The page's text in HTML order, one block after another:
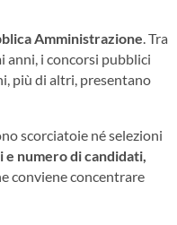
Amministrazione . Tra
anni, i concorsi pubblici
più di altri, presentano
scorciatoie né selezioni
numero di candidati,
conviene concentrare